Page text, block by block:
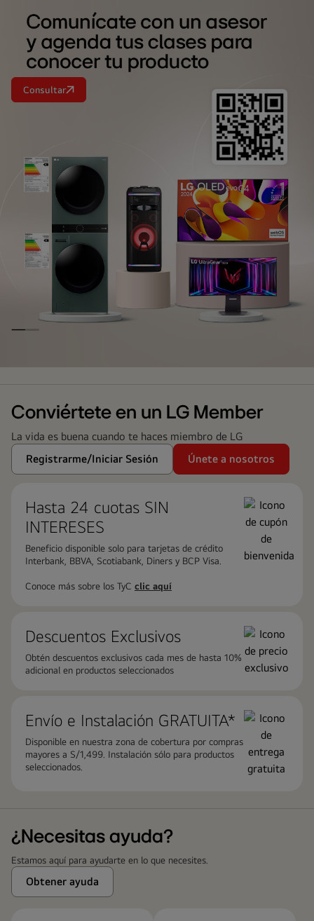
Club
<br>
<br>
Consultar
Conviértete en un LG Member
La vida es buena cuando te haces miembro de LG
Registrarme/Iniciar Sesión
Únete a nosotros
Hasta 24 cuotas ​SIN
INTERESES
Beneficio disponible solo para tarjetas de crédito
Interbank, BBVA, Scotiabank, Diners y BCP Visa.
Conoce más sobre los TyC clic aquí
Descuentos Exclusivos
Obtén descuentos exclusivos cada mes de hasta 10%
adicional en productos seleccionados
Envío e Instalación ​GRATUITA*
Disponible en nuestra zona de cobertura por compras
mayores a S/1,499. Instalación sólo para productos
seleccionados.
¿Necesitas ayuda?
Estamos aquí para ayudarte en lo que necesites.
Obtener ayuda